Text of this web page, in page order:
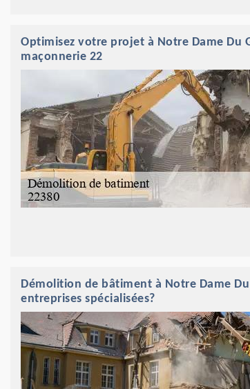
Optimisez votre projet à Notre Dame
maçonnerie 22
Démolition de bâtiment à Notre Dame
entreprises spécialisées?